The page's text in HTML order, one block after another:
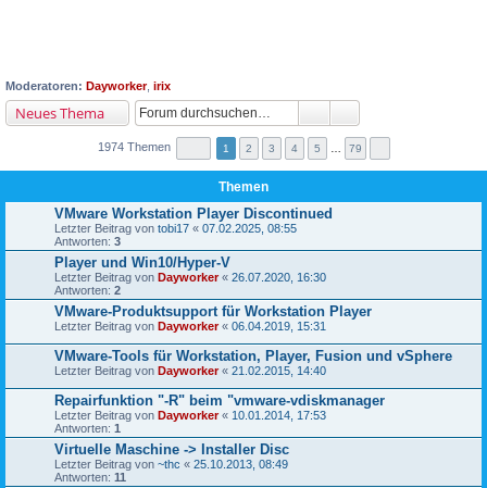
Moderatoren: Dayworker, irix
Neues Thema
1974 Themen 1 2 3 4 5 79
Themen
VMware Workstation Player Discontinued
Letzter Beitrag von tobi17 « 07.02.2025, 08:55
Antworten: 3
Player und Win10/Hyper-V
Letzter Beitrag von Dayworker« 26.07.2020, 16:30
Antworten: 2
VMware-Produktsupport für Workstation Player
Letzter Beitrag von Dayworker« 06.04.2019, 15:31
VMware-Tools für Workstation, Player, Fusion und vSphere
Letzter Beitrag von Dayworker« 21.02.2015, 14:40
Repairfunktion "-R" beim "vmware-vdiskmanager
Letzter Beitrag von Dayworker« 10.01.2014, 17:53
Antworten: 1
Virtuelle Maschine -> Installer Disc
Letzter Beitrag von ~thc « 25.10.2013, 08:49
Antworten: 11